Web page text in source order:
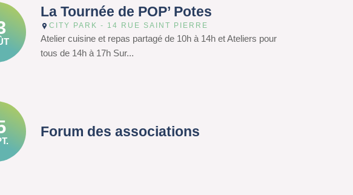
La Tournée de POP’ Potes
CITY PARK - 14 RUE SAINT PIERRE
Atelier cuisine et repas partagé de 10h à 14h et Ateliers pour
tous de 14h à 17h Sur...
Forum des associations